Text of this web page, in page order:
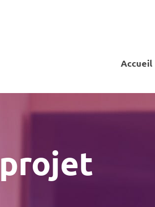
Accueil